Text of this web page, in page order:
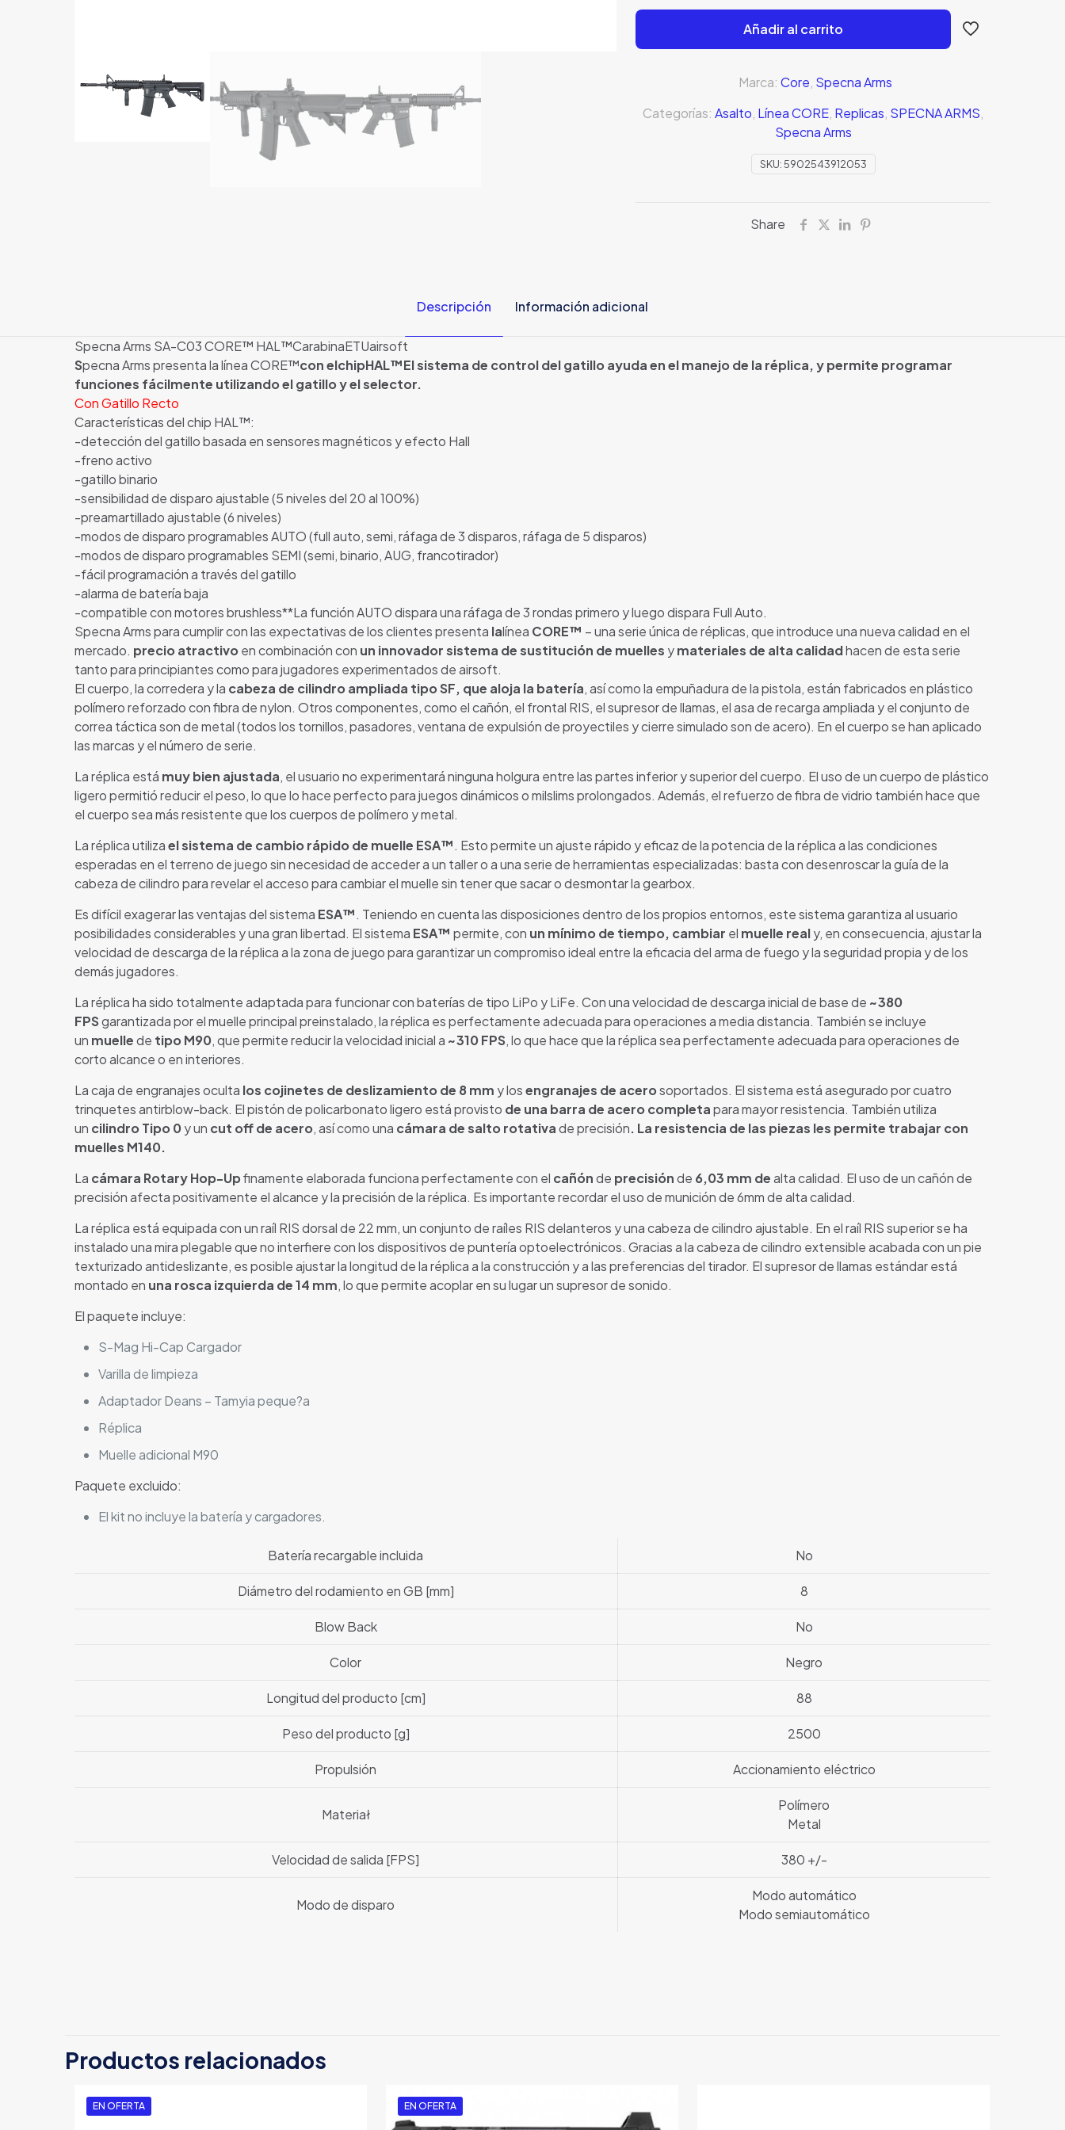
Añadir al carrito
SKU:5902543912053
Categorías: Asalto Línea CORE Replicas SPECNA ARMS
Specna Arms
Marca: Core Specna Arms
Share
Descripción Información adicional
Specna Arms SA-C03 CORE™ HAL™CarabinaETUairsoft
Specna Arms presenta la línea CORE™con elchipHAL™El sistema de control del gatillo ayuda en el manejo de la réplica, y permite programar
funciones fácilmente utilizando el gatillo y el selector.
Con Gatillo Recto
Características del chip HAL™:
-detección del gatillo basada en sensores magnéticos y efecto Hall
-freno activo
-gatillo binario
-sensibilidad de disparo ajustable (5 niveles del 20 al 100%)
-preamartillado ajustable (6 niveles)
-modos de disparo programables AUTO (full auto, semi, ráfaga de 3 disparos, ráfaga de 5 disparos)
-modos de disparo programables SEMI (semi, binario, AUG, francotirador)
-fácil programación a través del gatillo
-alarma de batería baja
-compatible con motores brushless**La función AUTO dispara una ráfaga de 3 rondas primero y luego dispara Full Auto.
Specna Arms para cumplir con las expectativas de los clientes presenta lalínea CORE™ – una serie única de réplicas, que introduce una nueva calidad en el
mercado. precio atractivoen combinación con un innovador sistema de sustitución de muelles ymateriales de alta calidadhacen de esta serie
tanto para principiantes como para jugadores experimentados de airsoft.
El cuerpo, la corredera y la cabeza de cilindro ampliada tipo SF, que aloja la batería, así como la empuñadura de la pistola, están fabricados en plástico
polímero reforzado con fibra de nylon. Otros componentes, como el cañón, el frontal RIS, el supresor de llamas, el asa de recarga ampliada y el conjunto de
correa táctica son de metal (todos los tornillos, pasadores, ventana de expulsión de proyectiles y cierre simulado son de acero). En el cuerpo se han aplicado
las marcas y el número de serie.
La réplica está muy bien ajustada, el usuario no experimentará ninguna holgura entre las partes inferior y superior del cuerpo. El uso de un cuerpo de plástico
ligero permitió reducir el peso, lo que lo hace perfecto para juegos dinámicos o milslims prolongados. Además, el refuerzo de fibra de vidrio también hace que
el cuerpo sea más resistente que los cuerpos de polímero y metal.
La réplica utilizael sistema de cambio rápido de muelle ESA™. Esto permite un ajuste rápido y eficaz de la potencia de la réplica a las condiciones
esperadas en el terreno de juego sin necesidad de acceder a un taller o a una serie de herramientas especializadas: basta con desenroscar la guía de la
cabeza de cilindro para revelar el acceso para cambiar el muelle sin tener que sacar o desmontar la gearbox.
Es difícil exagerar las ventajas del sistema ESA™. Teniendo en cuenta las disposiciones dentro de los propios entornos, este sistema garantiza al usuario
posibilidades considerables y una gran libertad. El sistema ESA™ permite, con un mínimo de tiempo, cambiar el muelle realy, en consecuencia, ajustar la
velocidad de descarga de la réplica a la zona de juego para garantizar un compromiso ideal entre la eficacia del arma de fuego y la seguridad propia y de los
demás jugadores.
La réplica ha sido totalmente adaptada para funcionar con baterías de tipo LiPo y LiFe. Con una velocidad de descarga inicial de base de ~380
FPSgarantizada por el muelle principal preinstalado, la réplica es perfectamente adecuada para operaciones a media distancia. También se incluye
un muellede tipo M90, que permite reducir la velocidad inicial a ~310 FPS, lo que hace que la réplica sea perfectamente adecuada para operaciones de
corto alcance o en interiores.
La caja de engranajes oculta los cojinetes de deslizamiento de 8 mm y losengranajes de acerosoportados. El sistema está asegurado por cuatro
trinquetes antirblow-back. El pistón de policarbonato ligero está provisto de una barra de acero completapara mayor resistencia. También utiliza
un cilindro Tipo 0 y un cut off de acero, así como una cámara de salto rotativade precisión. La resistencia de las piezas les permite trabajar con
muelles M140.
La cámara Rotary Hop-Upfinamente elaborada funciona perfectamente con el cañónde precisiónde 6,03 mm dealta calidad. El uso de un cañón de
precisión afecta positivamente el alcance y la precisión de la réplica. Es importante recordar el uso de munición de 6mm de alta calidad.
La réplica está equipada con un raíl RIS dorsal de 22 mm, un conjunto de raíles RIS delanteros y una cabeza de cilindro ajustable. En el raíl RIS superior se ha
instalado una mira plegable que no interfiere con los dispositivos de puntería optoelectrónicos. Gracias a la cabeza de cilindro extensible acabada con un pie
texturizado antideslizante, es posible ajustar la longitud de la réplica a la construcción y a las preferencias del tirador. El supresor de llamas estándar está
montado en una rosca izquierda de 14 mm, lo que permite acoplar en su lugar un supresor de sonido.
El paquete incluye:
S-Mag Hi-Cap Cargador
Varilla de limpieza
Adaptador Deans – Tamyia peque?a
Réplica
Muelle adicional M90
Paquete excluido:
El kit no incluye la batería y cargadores.
Batería recargable incluida No
Diámetro del rodamiento en GB [mm] 8
Blow Back No
Color Negro
Longitud del producto [cm] 88
Peso del producto [g] 2500
Propulsión Accionamiento eléctrico
Materiał
Polímero
Metal
Velocidad de salida [FPS] 380 +/-
Modo de disparo
Modo automático
Modo semiautomático
Serie
Productos relacionados
EN OFERTA EN OFERTA